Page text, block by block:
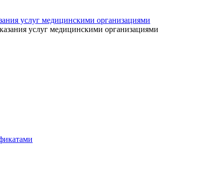
услуг медицинскими организациями